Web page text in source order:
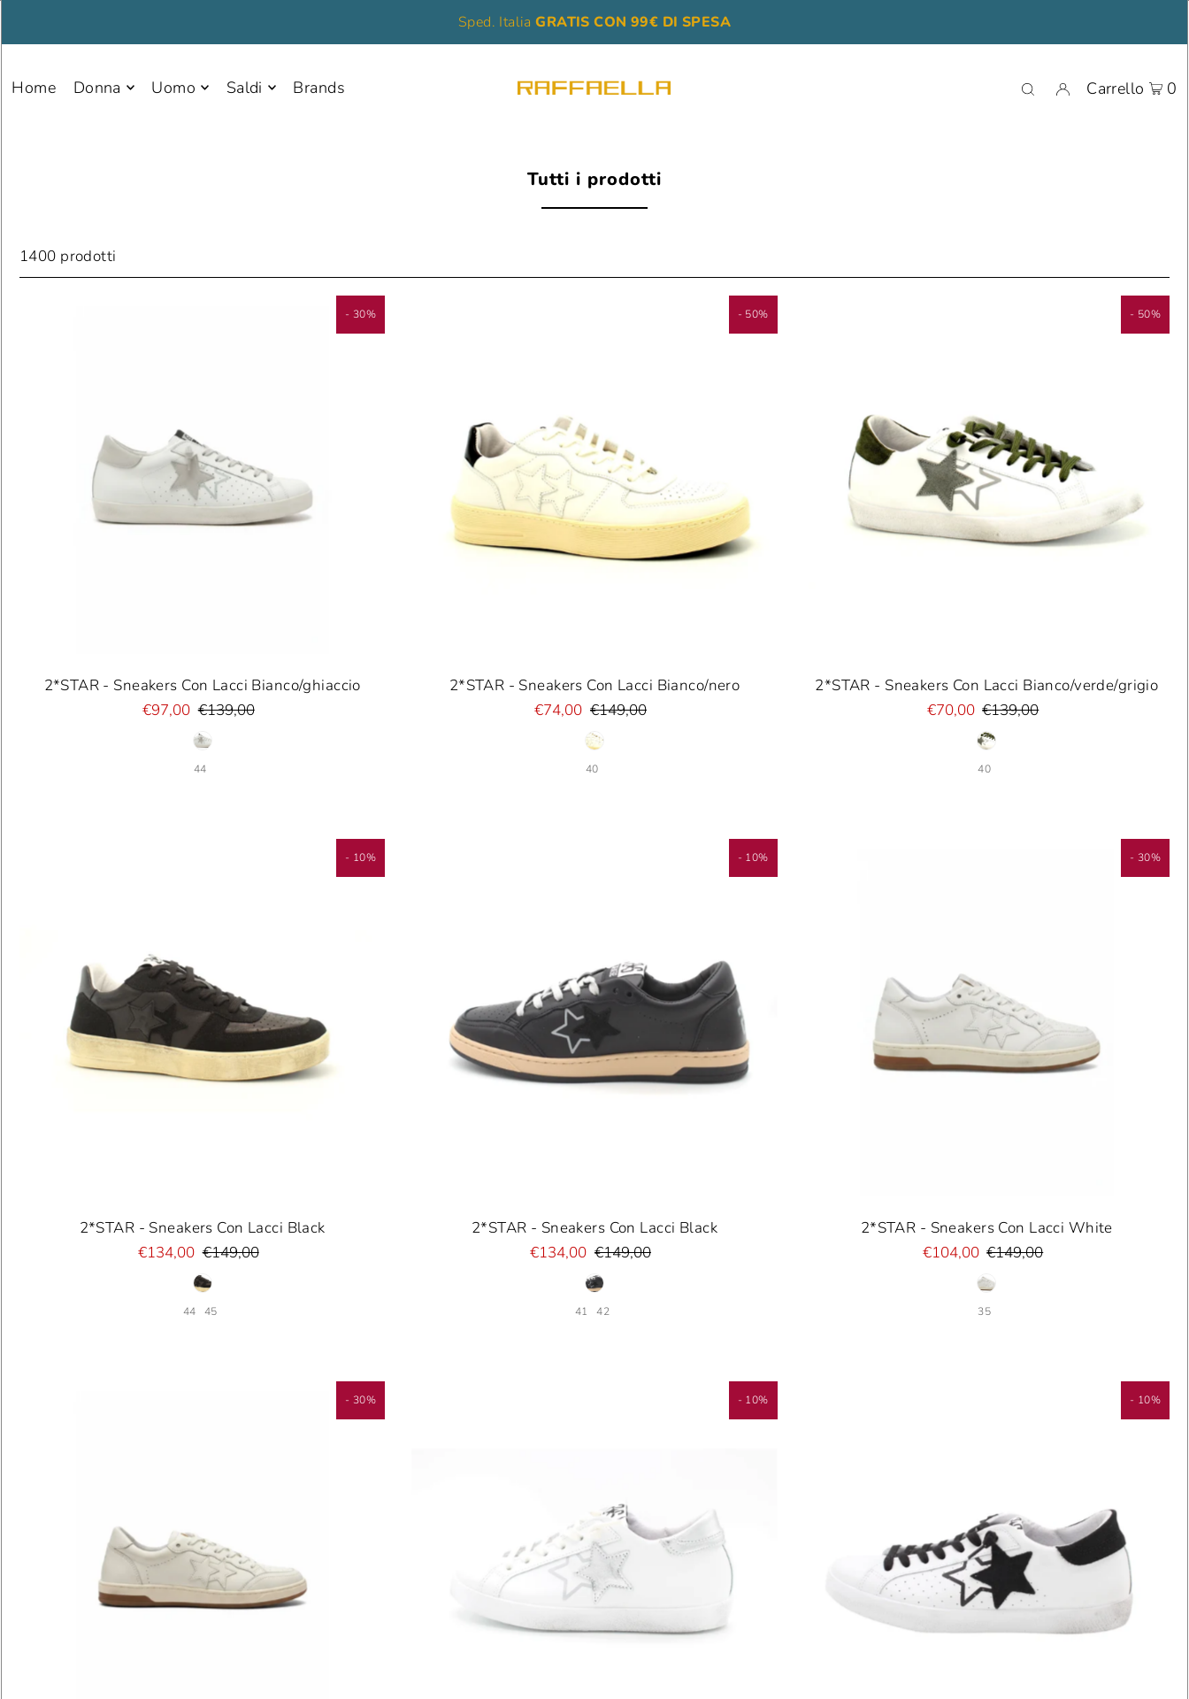
Sped. ItaliaGRATIS CON 99€ DI SPESA
Home Donna Uomo Saldi Brands Carrello 0
Tutti i prodotti
1400 prodotti
- 30%
2*STAR - Sneakers Con Lacci Bianco/ghiaccio
€97,00 €139,00
44
- 50%
2*STAR - Sneakers Con Lacci Bianco/nero
€74,00 €149,00
40
- 50%
2*STAR - Sneakers Con Lacci Bianco/verde/grigio
€70,00 €139,00
40
- 10%
2*STAR - Sneakers Con Lacci Black
€134,00 €149,00
44 45
- 10%
2*STAR - Sneakers Con Lacci Black
€134,00 €149,00
41 42
- 30%
2*STAR - Sneakers Con Lacci White
€104,00 €149,00
35
- 30% - 10% - 10%